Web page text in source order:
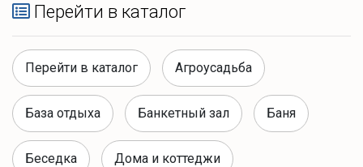
Перейти в каталог
Перейти в каталог Агроусадьба
База отдыха Банкетный зал Баня
Беседка Дома и коттеджи